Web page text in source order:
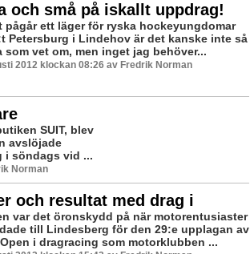
och små på iskallt uppdrag!
pågår ett läger för ryska hockeyungdomar
Petersburg i Lindehov är det kanske inte så
som vet om, men inget jag behöver...
2012 klockan 08:26 av Fredrik Norman
SUIT, blev
avslöjade
i söndags vid ...
Norman
och resultat med drag i
var det öronskydd på när motorentusiaster
till Lindesberg för den 29:e upplagan av
i dragracing som motorklubben ...